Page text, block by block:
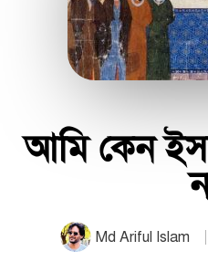
আমি কেন
Md Ariful Islam